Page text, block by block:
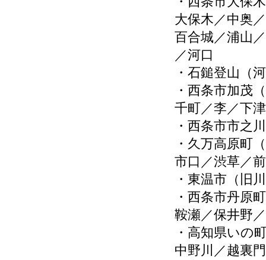
大保木／中奥
百合城／浦山
／河口
・石鎚登山（
・西条市加茂
千町／李／下
・西条市市之
・久万高原町
市口／渋草／
・東温市（旧
・西条市丹原
鞍瀬／保井野
・高知県いの
中野川／越裏